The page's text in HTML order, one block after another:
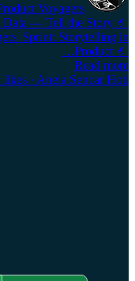
Voyagers
Data — Tell the Story 🤌
Sprint: Storytelling in
Product 🤌…
Read more
likes · Anela Sencar Hoti